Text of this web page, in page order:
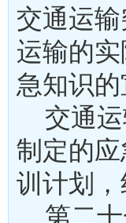
交通运
运输的
急知识
交通运
制定的
训计划
第二十